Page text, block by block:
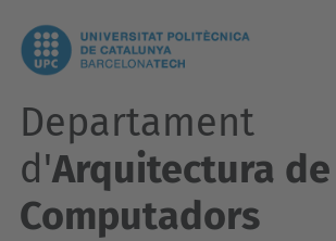
Departament
d'Arquitectura de
Computadors